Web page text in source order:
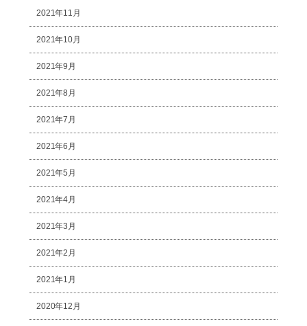
2021年11月
2021年10月
2021年9月
2021年8月
2021年7月
2021年6月
2021年5月
2021年4月
2021年3月
2021年2月
2021年1月
2020年12月